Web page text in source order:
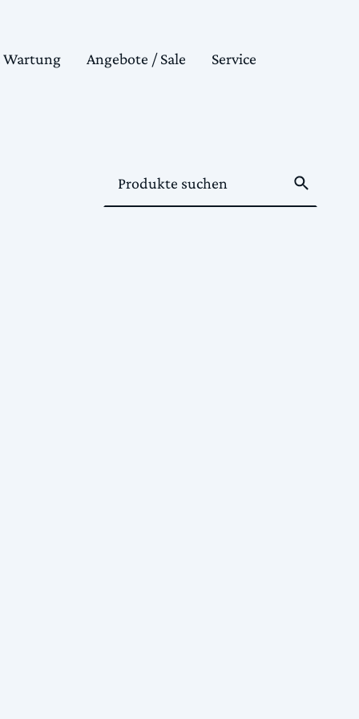
Wartung Angebote / Sale Service